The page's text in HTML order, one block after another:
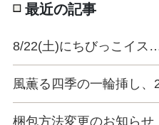
最近の記事
8/22(土)にちびっこイス
風薫る四季の一輪挿し
梱包方法変更のお知らせ